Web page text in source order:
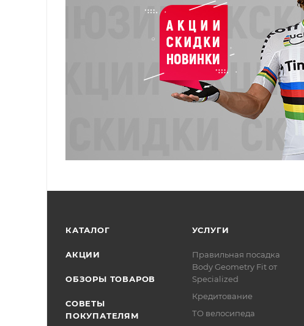
КАТАЛОГ
АКЦИИ
ОБЗОРЫ ТОВАРОВ
СОВЕТЫ
ПОКУПАТЕЛЯМ
УСЛУГИ
Правильная посадка
Body Geometry Fit от
Specialized
Кредитование
ТО велосипеда